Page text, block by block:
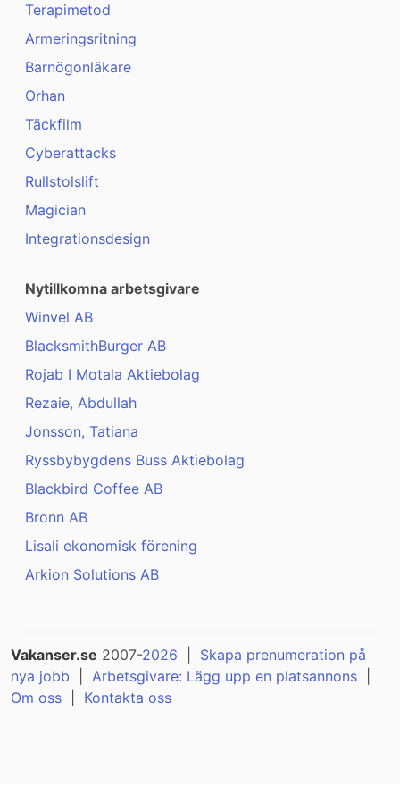
Terapimetod
Armeringsritning
Barnögonläkare
Orhan
Täckfilm
Cyberattacks
Rullstolslift
Magician
Integrationsdesign
Nytillkomna arbetsgivare
Winvel AB
BlacksmithBurger AB
Rojab I Motala Aktiebolag
Rezaie, Abdullah
Jonsson, Tatiana
Ryssbybygdens Buss Aktiebolag
Blackbird Coffee AB
Bronn AB
Lisali ekonomisk förening
Arkion Solutions AB
Vakanser.se 2007-2026
Skapa prenumeration på
nya jobb
Arbetsgivare: Lägg upp en platsannons
Om oss
Kontakta oss